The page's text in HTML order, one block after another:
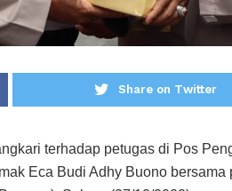
Share on Twitter
terhadap petugas di Pos
Eca Budi Adhy Buono bersama